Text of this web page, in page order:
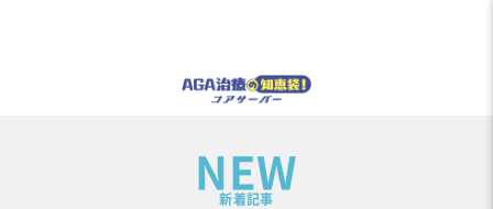
NEW
新着記事